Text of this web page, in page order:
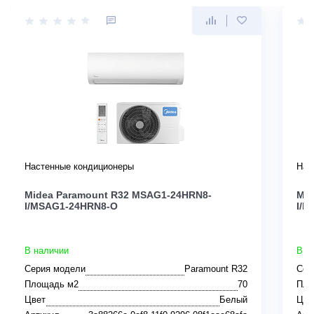
Настенные кондиционеры
Midea Paramount R32 MSAG1-24HRN8-
I/MSAG1-24HRN8-O
В наличии
Серия модели
Paramount R32
Площадь м2
70
Цвет
Белый
I/
В